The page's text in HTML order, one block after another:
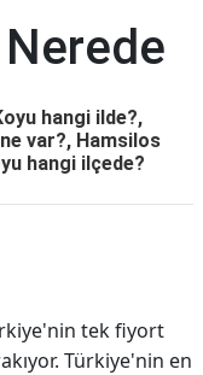
hangi ilde?,
var?, Hamsilos
hangi ilçede?
tek fiyort
Türkiye'nin en